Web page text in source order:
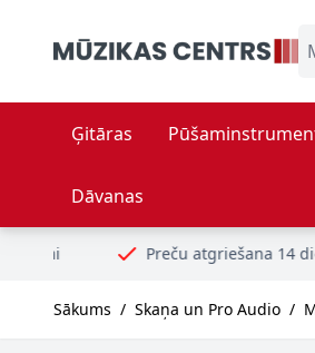
Ģitāras
Dāvanas
Preču atgriešana 14 dienas
Sākums / Skaņa un Pro Audio /